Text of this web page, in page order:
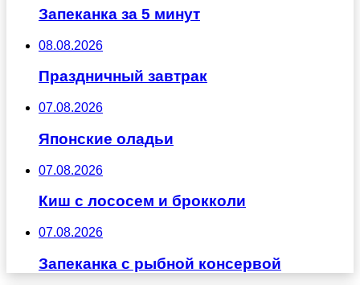
Запеканка за 5 минут
08.08.2026
Праздничный завтрак
07.08.2026
Японские оладьи
07.08.2026
Киш с лососем и брокколи
07.08.2026
Запеканка с рыбной консервой